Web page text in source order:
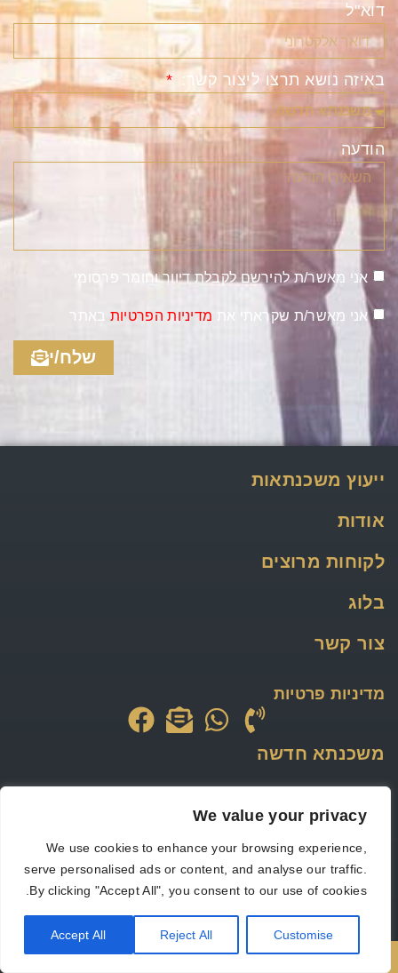
We value your privacy
We use cookies to enhance your browsing experience,
serve personalised ads or content, and analyse our traffic.
By clicking "Accept All", you consent to our use of cookies.
Customise
Reject All
Accept All
דוא"ל
באיזה נושא תרצו ליצור קשר:
הודעה
אני מאשר/ת להירשם לקבלת דיוור וחומר פרסומי
אני מאשר/ת שקראתי את מדיניות הפרטיות באתר
שלח/י
ייעוץ משכנתאות
אודות
לקוחות מרוצים
בלוג
צור קשר
מדיניות פרטיות
משכנתא חדשה
משכנתא הפוכה
הלוואה לכל מטרה
מחזור משכנתא
רוצים לחסוך כסף? לחצו כאן